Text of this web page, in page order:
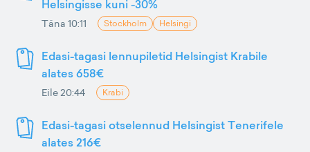
Helsingisse kuni -30%
Täna 10:11 Stockholm Helsingi
Edasi-tagasi lennupiletid Helsingist Krabile
alates 658€
Eile 20:44 Krabi
Edasi-tagasi otselennud Helsingist Tenerifele
alates 216€